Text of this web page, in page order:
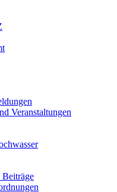
Veranstaltungen
Beiträge